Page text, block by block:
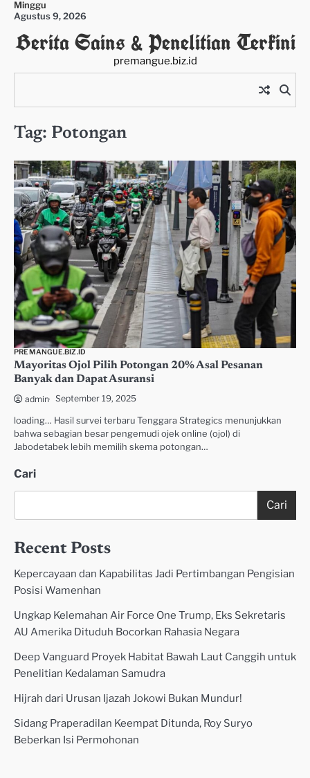
Skip
content
Minggu
Agustus 9, 2026
Berita Sains & Penelitian Terkini
premangue.biz.id
Tag: Potongan
PREMANGUE.BIZ.ID
Mayoritas Ojol Pilih Potongan 20% Asal Pesanan
Banyak dan Dapat Asuransi
admin September 19, 2025
loading… Hasil survei terbaru Tenggara Strategics menunjukkan
bahwa sebagian besar pengemudi ojek online (ojol) di
Jabodetabek lebih memilih skema potongan…
Cari
Cari
Recent Posts
Kepercayaan dan Kapabilitas Jadi Pertimbangan Pengisian
Posisi Wamenhan
Ungkap Kelemahan Air Force One Trump, Eks Sekretaris
AU Amerika Dituduh Bocorkan Rahasia Negara
Deep Vanguard Proyek Habitat Bawah Laut Canggih untuk
Penelitian Kedalaman Samudra
Hijrah dari Urusan Ijazah Jokowi Bukan Mundur!
Sidang Praperadilan Keempat Ditunda, Roy Suryo
Beberkan Isi Permohonan